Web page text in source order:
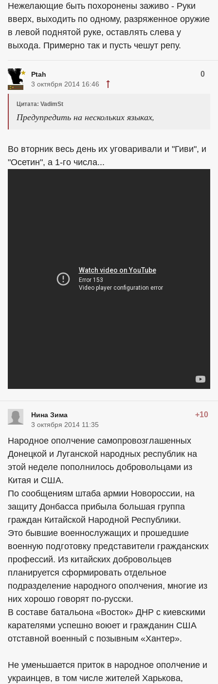
Нежелающие быть похоронены заживо - Руки
вверх, выходить по одному, разряженное оружие
в левой поднятой руке, оставлять слева у
выхода. Примерно так и пусть чешут репу.
Ptah 0
3 октября 2014 16:46
Цитата: VadimSt
Предупредить на нескольких языках,
Во вторник весь день их уговаривали и "Гиви", и
"Осетин", а 1-го числа...
Нина Зима +10
3 октября 2014 11:35
Народное ополчение самопровозглашенных
Донецкой и Луганской народных республик на
этой неделе пополнилось добровольцами из
Китая и США.
По сообщениям штаба армии Новороссии, на
защиту Донбасса прибыла большая группа
граждан Китайской Народной Республики.
Это бывшие военнослужащих и прошедшие
военную подготовку представители гражданских
профессий. Из китайских добровольцев
планируется сформировать отдельное
подразделение народного ополчения, многие из
них хорошо говорят по-русски.
В составе батальона «Восток» ДНР с киевскими
карателями успешно воюет и гражданин США
отставной военный с позывным «Хантер».
Не уменьшается приток в народное ополчение и
украинцев, в том числе жителей Харькова,